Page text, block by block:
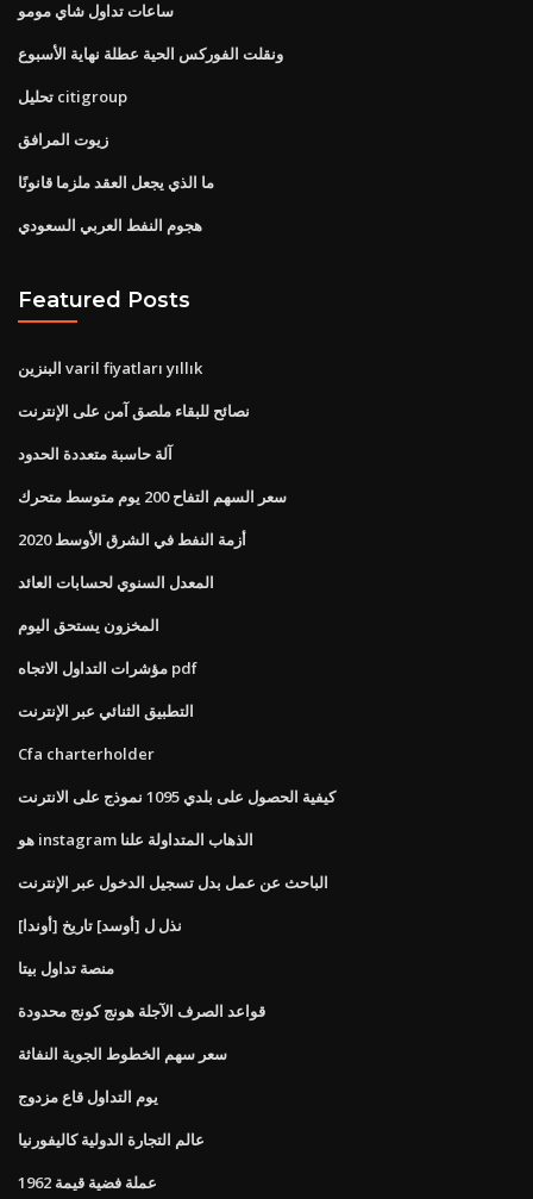
ساعات تداول شاي مومو
ونقلت الفوركس الحية عطلة نهاية الأسبوع
تحليل citigroup
زيوت المرافق
ما الذي يجعل العقد ملزما قانونًا
هجوم النفط العربي السعودي
Featured Posts
البنزين varil fiyatları yıllık
نصائح للبقاء ملصق آمن على الإنترنت
آلة حاسبة متعددة الحدود
سعر السهم التفاح 200 يوم متوسط ​​متحرك
أزمة النفط في الشرق الأوسط 2020
المعدل السنوي لحسابات العائد
المخزون يستحق اليوم
مؤشرات التداول الاتجاه pdf
التطبيق الثنائي عبر الإنترنت
Cfa charterholder
كيفية الحصول على بلدي 1095 نموذج على الانترنت
هو instagram الذهاب المتداولة علنا
الباحث عن عمل بدل تسجيل الدخول عبر الإنترنت
نذل ل [أوسد] تاريخ [أوندا]
منصة تداول بيتا
قواعد الصرف الآجلة هونج كونج محدودة
سعر سهم الخطوط الجوية النفاثة
يوم التداول قاع مزدوج
عالم التجارة الدولية كاليفورنيا
1962 عملة فضية قيمة